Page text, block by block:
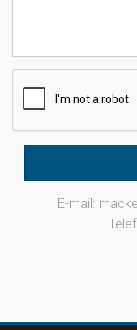
E-mail: